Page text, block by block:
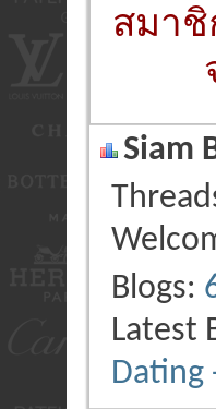
สมาชิ
Siam
Blogs
Latest
Dating